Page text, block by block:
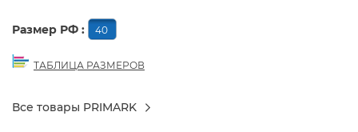
Размер РФ : 40
ТАБЛИЦА РАЗМЕРОВ
Все товары PRIMARK